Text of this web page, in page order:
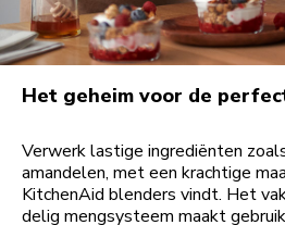
Het geheim voor de
Verwerk lastige ingrediënten
amandelen, met een krachtige
KitchenAid blenders vindt. Het
delig mengsysteem maakt